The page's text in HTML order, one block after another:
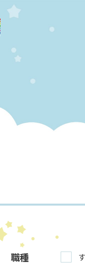
職種